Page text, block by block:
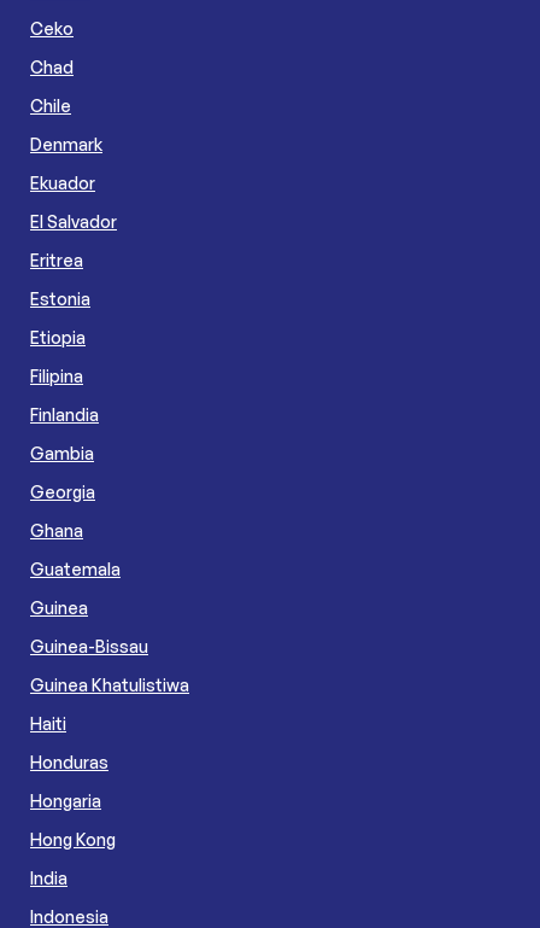
Ceko
Chad
Chile
Denmark
Ekuador
El Salvador
Eritrea
Estonia
Etiopia
Filipina
Finlandia
Gambia
Georgia
Ghana
Guatemala
Guinea
Guinea-Bissau
Guinea Khatulistiwa
Haiti
Honduras
Hongaria
Hong Kong
India
Indonesia